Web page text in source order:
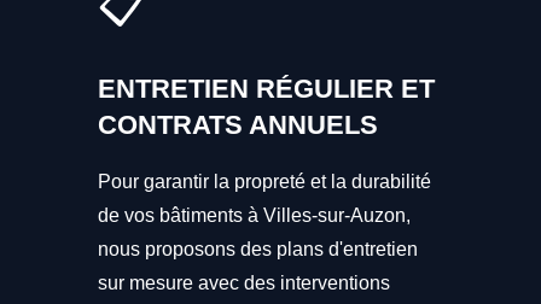
ENTRETIEN RÉGULIER ET
CONTRATS ANNUELS
Pour garantir la propreté et la durabilité
de vos bâtiments à Villes-sur-Auzon,
nous proposons des plans d'entretien
sur mesure avec des interventions